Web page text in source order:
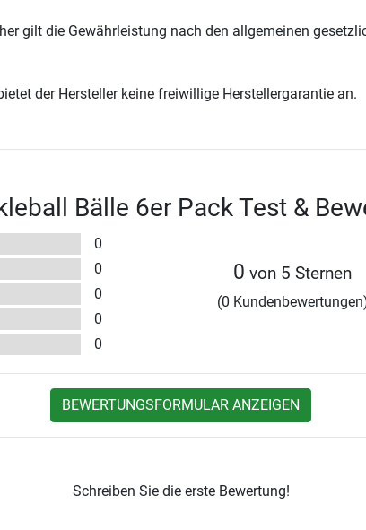
gilt die Gewährleistung nach den allgemeinen
der Hersteller keine freiwillige Herstellergarantie an.
Bälle 6er Pack Test &
0
0
0
0
0
0 von 5 Sternen
(0
BEWERTUNGSFORMULAR ANZEIGEN
Schreiben Sie die erste Bewertung!